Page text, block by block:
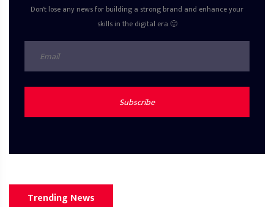
Don't lose any news for building a strong brand and enhance your
skills in the digital era 🙂
Subscribe
Trending News